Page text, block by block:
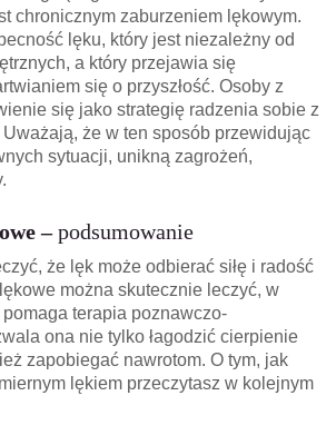
chronicznym zaburzeniem lękowym.
lęku, który jest niezależny od
a który przejawia się
się o przyszłość. Osoby z
się jako strategię radzenia sobie z
że w ten sposób przewidując
sytuacji, unikną zagrożeń,
–podsumowanie
że lęk może odbierać siłę i radość
można skutecznie leczyć, w
terapia poznawczo-
ona nie tylko łagodzić cierpienie
zapobiegać nawrotom. O tym, jak
lękiem przeczytasz w kolejnym